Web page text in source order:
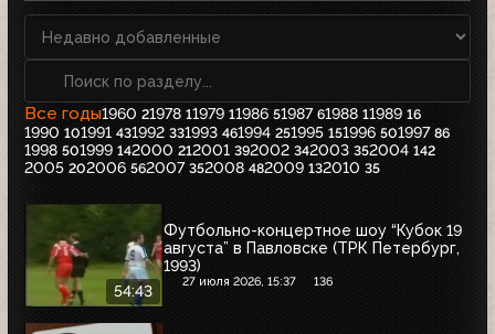
Все годы1960 21978 11979 11986 51987 61988 11989 16
1990 101991 431992 331993 461994 251995 151996 501997 86
1998 501999 142000 212001 392002 342003 352004 142
2005 202006 562007 352008 482009 132010 35
54:43
Футбольно-концертное шоу “Кубок 19
августа” в Павловске (ТРК Петербург,
1993)
27 июля 2026, 15:37 136